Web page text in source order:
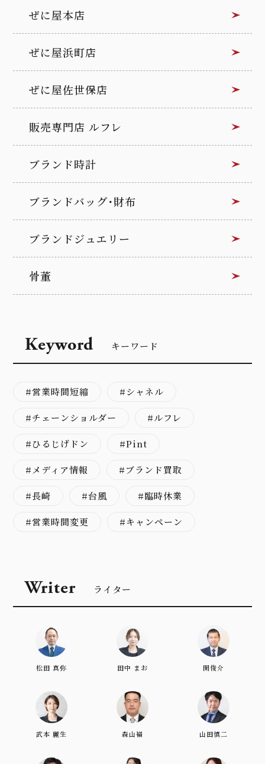
ぜに屋本店
ぜに屋浜町店
ぜに屋佐世保店
販売専門店 ルフレ
ブランド時計
ブランドバッグ･財布
ブランドジュエリー
骨董
Keyword キーワード
営業時間短縮 シャネル
チェーンショルダー ルフレ
ひるじげドン Pint
メディア情報 ブランド買取
長崎 台風 臨時休業
営業時間変更 キャンペーン
Writer ライター
松田 真弥 田中 まお 開俊介
武本 麗生 森山嶺 山田慎二